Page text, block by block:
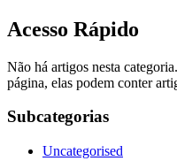
Acesso Rápido
Não há artigos nesta
página, elas podem conter
Subcategorias
Uncategorised